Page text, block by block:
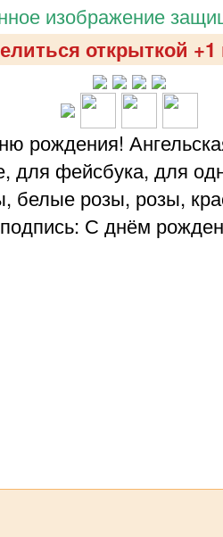
изображение
открыткой +1
рождения!
для фейсбука, для
белые розы, розы,
С днём